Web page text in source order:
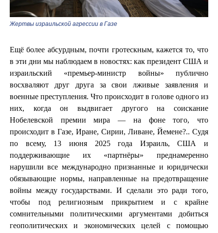
Жертвы израильской агрессии в Газе
Ещё более абсурдным, почти гротескным, кажется то, что
в эти дни мы наблюдаем в новостях: как президент США и
израильский «премьер-министр войны» публично
восхваляют друг друга за свои лживые заявления и
военные преступления. Что происходит в голове одного из
них, когда он выдвигает другого на соискание
Нобелевской премии мира — на фоне того, что
происходит в Газе, Иране, Сирии, Ливане, Йемене?.. Судя
по всему, 13 июня 2025 года Израиль, США и
поддерживающие их «партнёры» преднамеренно
нарушили все международно признанные и юридически
обязывающие нормы, направленные на предотвращение
войны между государствами. И сделали это ради того,
чтобы под религиозным прикрытием и с крайне
сомнительными политическими аргументами добиться
геополитических и экономических целей с помощью